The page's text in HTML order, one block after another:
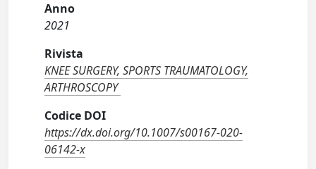
Anno
2021
Rivista
KNEE SURGERY, SPORTS TRAUMATOLOGY,
ARTHROSCOPY
Codice DOI
https://dx.doi.org/10.1007/s00167-020-
06142-x